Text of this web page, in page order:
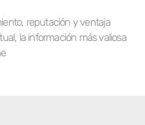
reputación y ventaja
la información más valiosa